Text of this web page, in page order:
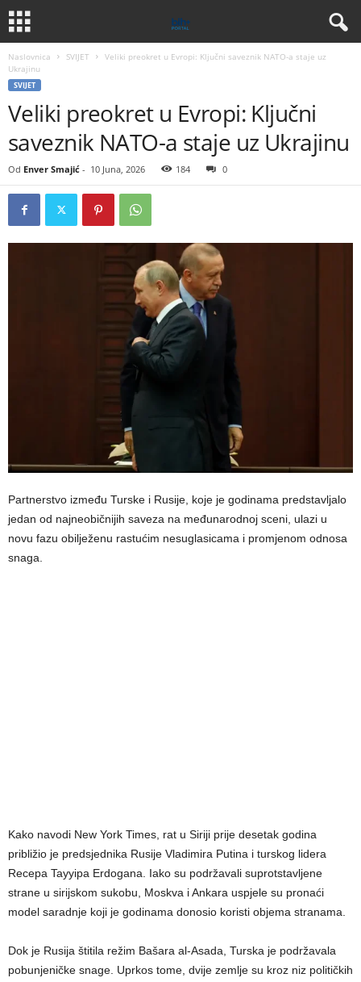
Naslovnica SVIJET
Veliki preokret u Evropi: Ključni saveznik NATO-a staje uz
Ukrajinu
SVIJET
Veliki preokret u Evropi: Ključni
saveznik NATO-a staje uz Ukrajinu
Od Enver Smajić - 10 Juna, 2026 184 0
Partnerstvo između Turske i Rusije, koje je godinama predstavljalo
jedan od najneobičnijih saveza na međunarodnoj sceni, ulazi u
novu fazu obilježenu rastućim nesuglasicama i promjenom odnosa
snaga.
Kako navodi New York Times, rat u Siriji prije desetak godina
približio je predsjednika Rusije Vladimira Putina i turskog lidera
Recepa Tayyipa Erdogana. Iako su podržavali suprotstavljene
strane u sirijskom sukobu, Moskva i Ankara uspjele su pronaći
model saradnje koji je godinama donosio koristi objema stranama.
Dok je Rusija štitila režim Bašara al-Asada, Turska je podržavala
pobunjeničke snage. Uprkos tome, dvije zemlje su kroz niz političkih